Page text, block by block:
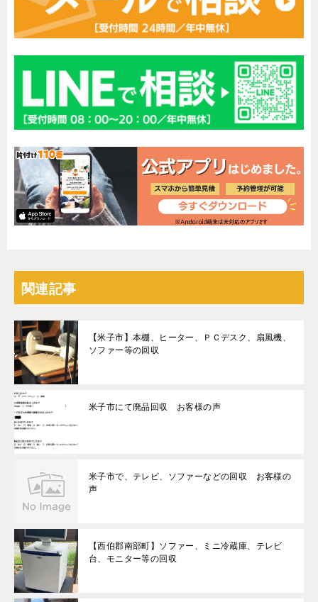
関連記事
【米子市】本棚、ヒーター、ＰＣデスク、扇風機、
ソファー等の回収
米子市にて廃品回収 お客様の声
米子市で、テレビ、ソファーなどの回収 お客様の
声
【西伯郡南部町】ソファー、ミニ冷蔵庫、テレビ
台、モニター等の回収